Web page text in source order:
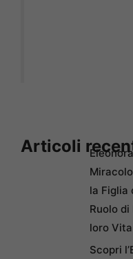
Articoli
la Figlia
Ruolo
loro Vita
Scopri